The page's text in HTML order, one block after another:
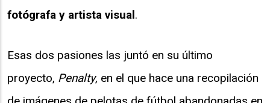
fotógrafa y artista visual.
Esas dos pasiones las juntó en su último
proyecto, Penalty, en el que hace una recopilación